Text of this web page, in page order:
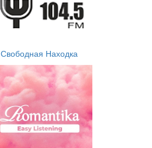
Свободная Находка